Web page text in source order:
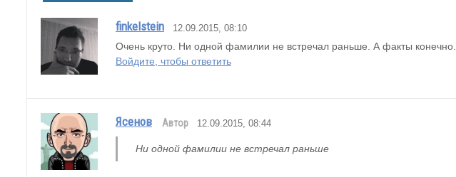
finkelstein 12.09.2015, 08:10
Очень круто. Ни одной фамилии не встречал раньше. А факты конечно.
Войдите, чтобы ответить
Ясенов Автор 12.09.2015, 08:44
Ни одной фамилии не встречал раньше